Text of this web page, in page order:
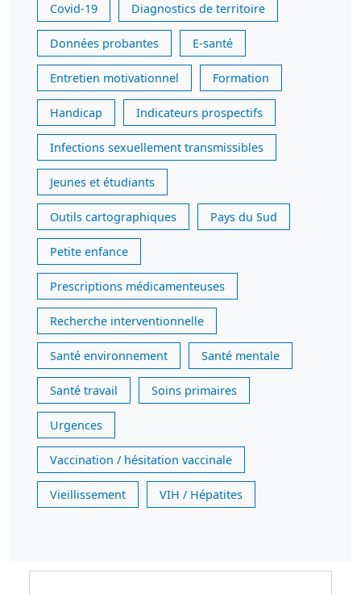
Covid-19 Diagnostics de territoire
Données probantes E-santé
Entretien motivationnel Formation
Handicap Indicateurs prospectifs
Infections sexuellement transmissibles
Jeunes et étudiants
Outils cartographiques Pays du Sud
Petite enfance
Prescriptions médicamenteuses
Recherche interventionnelle
Santé environnement Santé mentale
Santé travail Soins primaires
Urgences
Vaccination / hésitation vaccinale
Vieillissement VIH / Hépatites